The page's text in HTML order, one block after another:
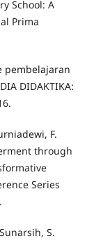
School: A
Prima
pembelajaran
DIDAKTIKA:
F.
through
Series
S.